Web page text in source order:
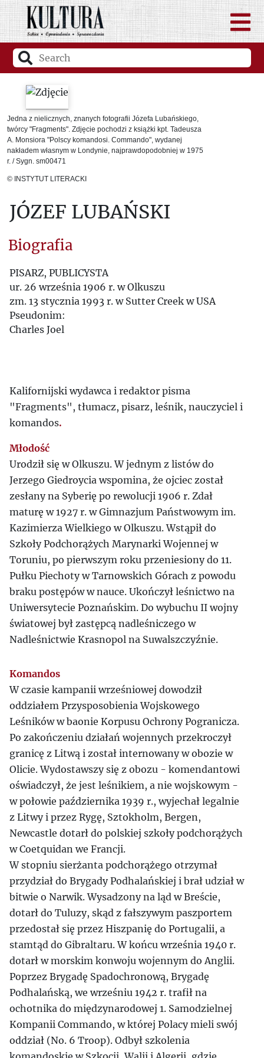
Jedna z nielicznych, znanych fotografii Józefa Lubańskiego,
twórcy "Fragments". Zdjęcie pochodzi z książki kpt. Tadeusza
A. Monsiora "Polscy komandosi. Commando", wydanej
nakładem własnym w Londynie, najprawdopodobniej w 1975
r. / Sygn. sm00471
© INSTYTUT LITERACKI
JÓZEF LUBAŃSKI
Biografia
PISARZ, PUBLICYSTA
ur. 26 września 1906 r. w Olkuszu
zm. 13 stycznia 1993 r. w Sutter Creek w USA
Pseudonim:
Charles Joel
Kalifornijski wydawca i redaktor pisma
"Fragments", tłumacz, pisarz, leśnik, nauczyciel i
komandos.
Młodość
Urodził się w Olkuszu. W jednym z listów do
Jerzego Giedroycia wspomina, że ojciec został
zesłany na Syberię po rewolucji 1906 r. Zdał
maturę w 1927 r. w Gimnazjum Państwowym im.
Kazimierza Wielkiego w Olkuszu. Wstąpił do
Szkoły Podchorążych Marynarki Wojennej w
Toruniu, po pierwszym roku przeniesiony do 11.
Pułku Piechoty w Tarnowskich Górach z powodu
braku postępów w nauce. Ukończył leśnictwo na
Uniwersytecie Poznańskim. Do wybuchu II wojny
światowej był zastępcą nadleśniczego w
Nadleśnictwie Krasnopol na Suwalszczyźnie.
Komandos
W czasie kampanii wrześniowej dowodził
oddziałem Przysposobienia Wojskowego
Leśników w baonie Korpusu Ochrony Pogranicza.
Po zakończeniu działań wojennych przekroczył
granicę z Litwą i został internowany w obozie w
Olicie. Wydostawszy się z obozu - komendantowi
oświadczył, że jest leśnikiem, a nie wojskowym -
w połowie października 1939 r., wyjechał legalnie
z Litwy i przez Rygę, Sztokholm, Bergen,
Newcastle dotarł do polskiej szkoły podchorążych
w Coetquidan we Francji.
W stopniu sierżanta podchorążego otrzymał
przydział do Brygady Podhalańskiej i brał udział w
bitwie o Narwik. Wysadzony na ląd w Breście,
dotarł do Tuluzy, skąd z fałszywym paszportem
przedostał się przez Hiszpanię do Portugalii, a
stamtąd do Gibraltaru. W końcu września 1940 r.
dotarł w morskim konwoju wojennym do Anglii.
Poprzez Brygadę Spadochronową, Brygadę
Podhalańską, we wrześniu 1942 r. trafił na
ochotnika do międzynarodowej 1. Samodzielnej
Kompanii Commando, w której Polacy mieli swój
oddział (No. 6 Troop). Odbył szkolenia